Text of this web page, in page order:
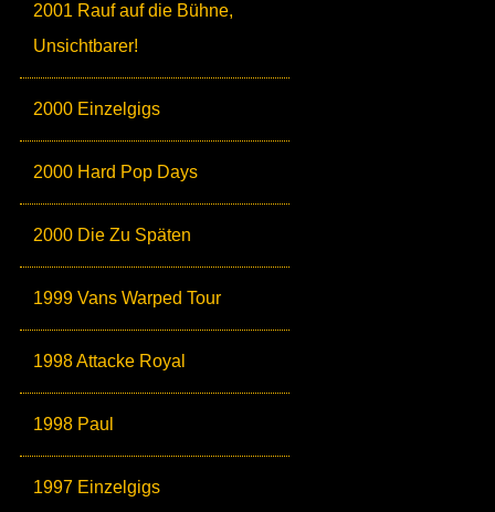
2001 Rauf auf die Bühne,
Unsichtbarer!
2000 Einzelgigs
2000 Hard Pop Days
2000 Die Zu Späten
1999 Vans Warped Tour
1998 Attacke Royal
1998 Paul
1997 Einzelgigs